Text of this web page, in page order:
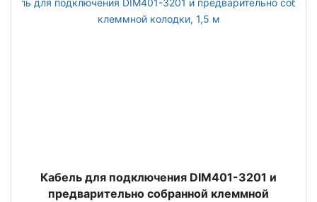
Кабель для подключения DIM401-3201 и
предварительно собранной клеммной